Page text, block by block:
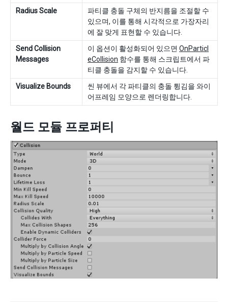
Radius Scale
파티클 충돌 구체의 반지름을 조절할 수
있으며, 이를 통해 시각적으로 가장자리
에 잘 맞게 표현할 수 있습니다.
Send Collision
Messages
이 옵션이 활성화되어 있으면 OnParticl
eCollision 함수를 통해 스크립트에서 파
티클 충돌을 감지할 수 있습니다.
Visualize Bounds
씬 뷰에서 각 파티클의 충돌 튕김을 와이
어프레임 모양으로 렌더링합니다.
월드 모듈 프로퍼티